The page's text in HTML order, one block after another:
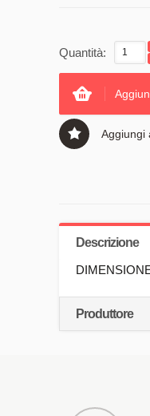
Quantità:
Aggiungi
Descrizione
Produttore